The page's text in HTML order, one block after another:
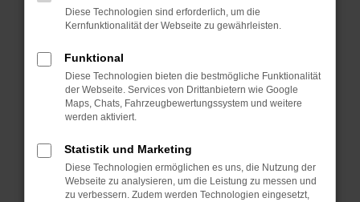
Manche Erweiterungen, wie Werbeblocker,
können das Laden bestimmter Seiten
anderen Browser oder in einem privaten
Fenster?
Starte dein Gerät neu.
vorübergehende Probleme zu beheben.
Stelle sicher, dass dein Browser und dein
Betriebssystem auf dem neuesten Stand
Diese Technologien sind erforderlich, um die
Kernfunktionalität der Webseite zu gewährleisten.
Funktional
Diese Technologien bieten die bestmögliche Funktionalität
der Webseite. Services von Drittanbietern wie Google
Maps, Chats, Fahrzeugbewertungssystem und weitere
werden aktiviert.
Statistik und Marketing
Diese Technologien ermöglichen es uns, die Nutzung der
Webseite zu analysieren, um die Leistung zu messen und
zu verbessern. Zudem werden Technologien eingesetzt,